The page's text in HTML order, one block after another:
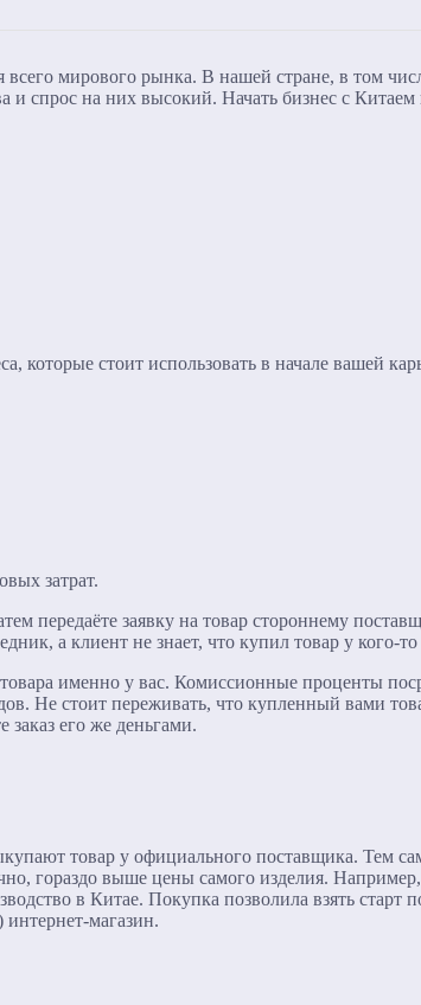
мирового рынка. В нашей стране, в том
и спрос на них высокий. Начать бизнес с
которые стоит использовать в начале вашей
затрат.
передаёте заявку на товар стороннему
а клиент не знает, что купил товар у кого-то
именно у вас. Комиссионные проценты
Не стоит переживать, что купленный вами
заказ его же деньгами.
товар у официального поставщика. Тем
гораздо выше цены самого изделия.
в Китае. Покупка позволила взять старт
магазин.